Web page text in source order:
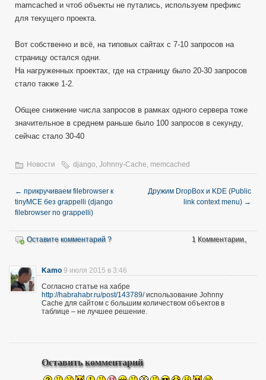
mamcached и чтоб объекты не путались, используем префикс
для текущего проекта.
Вот собственно и всё, на типовых сайтах с 7-10 запросов на
страницу остался одни.
На нагруженных проектах, где на страницу было 20-30 запросов
стало также 1-2.
Общее снижение числа запросов в рамках одного сервера тоже
значительное в среднем раньше было 100 запросов в секунду,
сейчас стало 30-40
Новости django, Johnny-Cache, memcached
← прикручиваем filebrowser к
tinyMCE без grappelli (django
filebrowser no grappelli)
Дружим DropBox и KDE (Public
link context menu) →
Оставите комментарий ? 1 Комментарии。
Kamo 9 июля 2015 в 3:46
Согласно статье на хабре
http://habrahabr.ru/post/143789/использование Johnny
Cache для сайтом с большим количеством объектов в
таблице – не лучшее решение.
Оставить комментарий